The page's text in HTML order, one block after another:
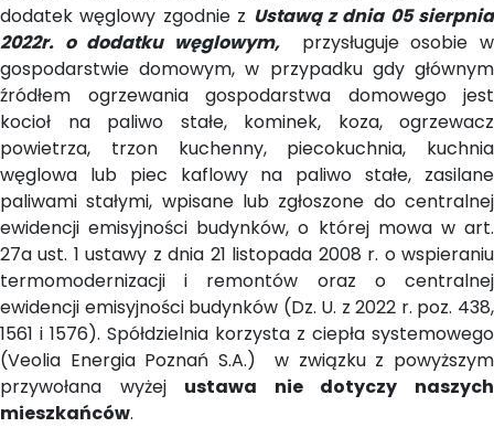
dodatek węglowy zgodnie z Ustawą z dnia 05 sierpnia
2022r. o dodatku węglowym,
przysługuje osobie w
gospodarstwie domowym, w przypadku gdy głównym
źródłem ogrzewania gospodarstwa domowego jest
kocioł na paliwo stałe, kominek, koza, ogrzewacz
powietrza, trzon kuchenny, piecokuchnia, kuchnia
węglowa lub piec kaflowy na paliwo stałe, zasilane
paliwami stałymi, wpisane lub zgłoszone do centralnej
ewidencji emisyjności budynków, o której mowa w art.
27a ust. 1 ustawy z dnia 21 listopada 2008 r. o wspieraniu
termomodernizacji i remontów oraz o centralnej
ewidencji emisyjności budynków (Dz. U. z 2022 r. poz. 438,
1561 i 1576). Spółdzielnia korzysta z ciepła systemowego
(Veolia Energia Poznań S.A.) w związku z powyższym
przywołana wyżej ustawa nie dotyczy naszych
mieszkańców.